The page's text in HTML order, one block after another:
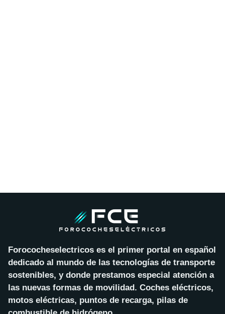
Forococheselectricos es el primer portal en español
dedicado al mundo de las tecnologías de transporte
sostenibles, y donde prestamos especial atención a
las nuevas formas de movilidad. Coches eléctricos,
motos eléctricas, puntos de recarga, pilas de